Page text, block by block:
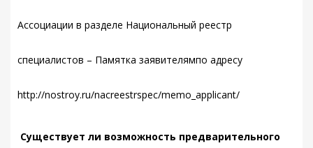
Ассоциации в разделе Национальный реестр
специалистов – Памятка заявителямпо адресу
http://nostroy.ru/nacreestrspec/memo_applicant/
Существует ли возможность предварительного